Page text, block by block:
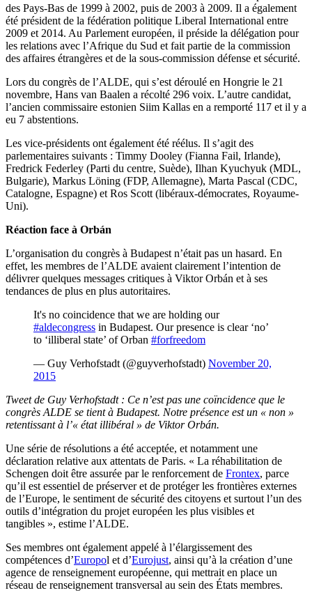
des Pays-Bas de 1999 à 2002, puis de 2003 à 2009. Il a également
été président de la fédération politique Liberal International entre
2009 et 2014. Au Parlement européen, il préside la délégation pour
les relations avec l’Afrique du Sud et fait partie de la commission
des affaires étrangères et de la sous-commission défense et sécurité.
Lors du congrès de l’ALDE, qui s’est déroulé en Hongrie le 21
novembre, Hans van Baalen a récolté 296 voix. L’autre candidat,
l’ancien commissaire estonien Siim Kallas en a remporté 117 et il y a
eu 7 abstentions.
Les vice-présidents ont également été réélus. Il s’agit des
parlementaires suivants : Timmy Dooley (Fianna Fail, Irlande),
Fredrick Federley (Parti du centre, Suède), Ilhan Kyuchyuk (MDL,
Bulgarie), Markus Löning (FDP, Allemagne), Marta Pascal (CDC,
Catalogne, Espagne) et Ros Scott (libéraux-démocrates, Royaume-
Uni).
Réaction face à Orbán
L’organisation du congrès à Budapest n’était pas un hasard. En
effet, les membres de l’ALDE avaient clairement l’intention de
délivrer quelques messages critiques à Viktor Orbán et à ses
tendances de plus en plus autoritaires.
It's no coincidence that we are holding our
#aldecongress in Budapest. Our presence is clear ‘no’
to ‘illiberal state’ of Orban #forfreedom
— Guy Verhofstadt (@guyverhofstadt) November 20,
2015
Tweet de Guy Verhofstadt : Ce n’est pas une coïncidence que le
congrès ALDE se tient à Budapest. Notre présence est un « non »
retentissant à l’« état illibéral » de Viktor Orbán.
Une série de résolutions a été acceptée, et notamment une
déclaration relative aux attentats de Paris. « La réhabilitation de
Schengen doit être assurée par le renforcement de Frontex, parce
qu’il est essentiel de préserver et de protéger les frontières externes
de l’Europe, le sentiment de sécurité des citoyens et surtout l’un des
outils d’intégration du projet européen les plus visibles et
tangibles », estime l’ALDE.
Ses membres ont également appelé à l’élargissement des
compétences d’Europol et d’Eurojust, ainsi qu’à la création d’une
agence de renseignement européenne, qui mettrait en place un
réseau de renseignement transversal au sein des États membres.